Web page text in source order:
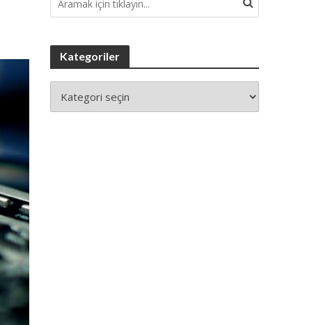
Kategoriler